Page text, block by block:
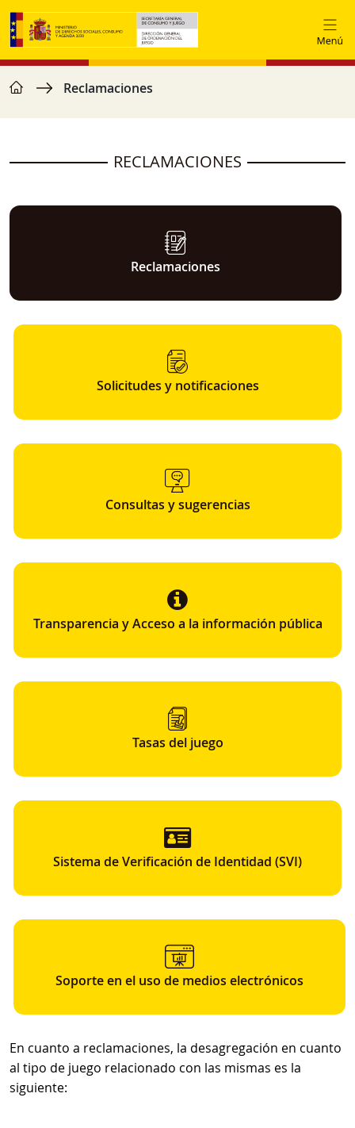
Skip to main content
Breadcrumb
home Reclamaciones
RECLAMACIONES
Reclamaciones
Solicitudes y notificaciones
Consultas y sugerencias
Transparencia y Acceso a la información pública
Tasas del juego
Sistema de Verificación de Identidad (SVI)
Soporte en el uso de medios electrónicos
En cuanto a reclamaciones, la desagregación en cuanto
al tipo de juego relacionado con las mismas es la
siguiente: